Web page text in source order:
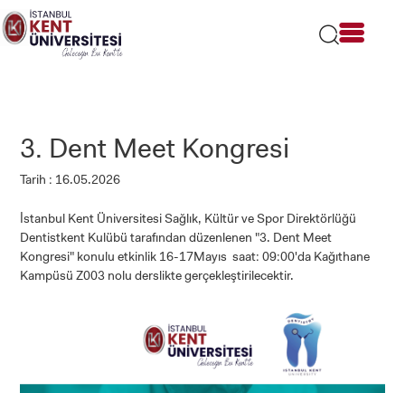
Lütfen
dikkat:
Bu
sistemi
içerir.3. Dent Meet Kongresi
Tarih : 16.05.2026
İstanbul Kent Üniversitesi Sağlık, Kültür ve Spor Direktörlüğü
Dentistkent Kulübü tarafından düzenlenen "3. Dent Meet
Kongresi" konulu etkinlik 16-17Mayıs saat: 09:00'da Kağıthane
Kampüsü Z003 nolu derslikte gerçekleştirilecektir.